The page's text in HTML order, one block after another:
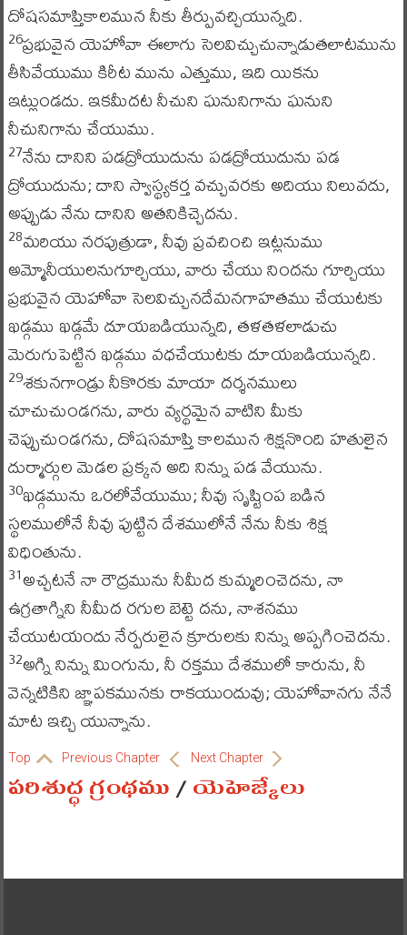
దోషసమాప్తికాలమున నీకు తీర్పువచ్చియున్నది.
26ప్రభువైన యెహోవా ఈలాగు సెలవిచ్చుచున్నాడుతలాటమును
తీసివేయుము కిరీట మును ఎత్తుము, ఇది యికను
ఇట్లుండదు. ఇకమీదట నీచుని ఘనునిగాను ఘనుని
నీచునిగాను చేయుము.
27నేను దానిని పడద్రోయుదును పడద్రోయుదును పడ
ద్రోయుదును; దాని స్వాస్థ్యకర్త వచ్చువరకు అదియు నిలువదు,
అప్పుడు నేను దానిని అతనికిచ్చెదను.
28మరియు నరపుత్రుడా, నీవు ప్రవచించి ఇట్లనుము
అమ్మోనీయులనుగూర్చియు, వారు చేయు నిందను గూర్చియు
ప్రభువైన యెహోవా సెలవిచ్చునదేమనగాహతము చేయుటకు
ఖడ్గము ఖడ్గమే దూయబడియున్నది, తళతళలాడుచు
మెరుగుపెట్టిన ఖడ్గము వధచేయుటకు దూయబడియున్నది.
29శకునగాండ్రు నీకొరకు మాయా దర్శనములు
చూచుచుండగను, వారు వ్యర్థమైన వాటిని మీకు
చెప్పుచుండగను, దోషసమాప్తి కాలమున శిక్షనొంది హతులైన
దుర్మార్గుల మెడల ప్రక్కన అది నిన్ను పడ వేయును.
30ఖడ్గమును ఒరలోవేయుము; నీవు సృష్టింప బడిన
స్థలములోనే నీవు పుట్టిన దేశములోనే నేను నీకు శిక్ష
విధింతును.
31అచ్చటనే నా రౌద్రమును నీమీద కుమ్మరించెదను, నా
ఉగ్రతాగ్నిని నీమీద రగుల బెట్టె దను, నాశనము
చేయుటయందు నేర్పరులైన క్రూరులకు నిన్ను అప్పగించెదను.
32అగ్ని నిన్ను మింగును, నీ రక్తము దేశములో కారును, నీ
వెన్నటికిని జ్ఞాపకమునకు రాకయుందువు; యెహోవానగు నేనే
మాట ఇచ్చి యున్నాను.
Top Previous Chapter Next Chapter
పరిశుద్ధ గ్రంథము/యెహెజ్కేలు